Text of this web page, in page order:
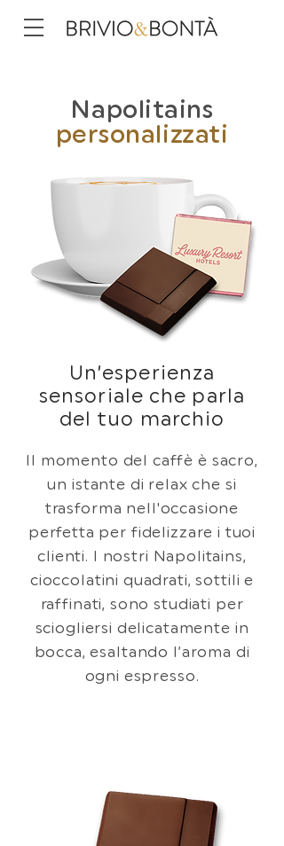
Napolitains
personalizzati
Un’esperienza
sensoriale che parla
del tuo marchio
Il momento del caffè è sacro,
un istante di relax che si
trasforma nell'occasione
perfetta per fidelizzare i tuoi
clienti. I nostri Napolitains,
cioccolatini quadrati, sottili e
raffinati, sono studiati per
sciogliersi delicatamente in
bocca, esaltando l’aroma di
ogni espresso.